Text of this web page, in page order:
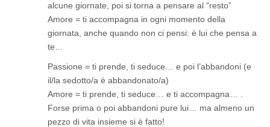
alcune giornate, poi si torna a pensare al “resto”
Amore = ti accompagna in ogni momento della
giornata, anche quando non ci pensi: è lui che pensa a
te…
Passione = ti prende, ti seduce… e poi l’abbandoni (e
il/la sedotto/a è abbandonato/a)
Amore = ti prende, ti seduce… e ti accompagna… .
Forse prima o poi abbandoni pure lui… ma almeno un
pezzo di vita insieme si è fatto!